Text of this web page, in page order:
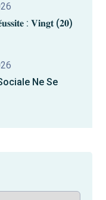
: 𝐕𝐢𝐧𝐠𝐭 (𝟐𝟎)
Ne Se